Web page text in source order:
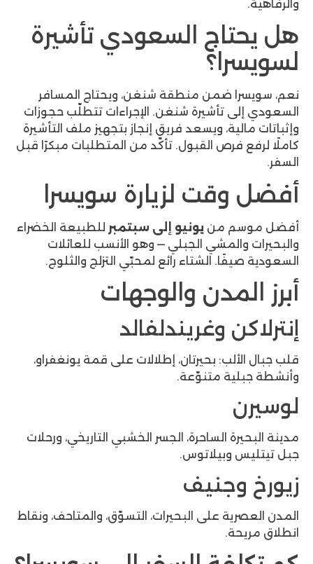
السعودي تأشيرة
ضمن منطقة شنغن، ويحتاج المسافر
تأشيرة شنغن. الإجراءات تتطلّب حجوزات
ويسعد فريق إنجاز بتجهيز ملف التأشيرة
القبول. تأكّد من المتطلبات مبكرًا قبل
لزيارة سويسرا
منيونيو إلى سبتمبرللطبيعة الخضراء
الجبلي — وهو الأنسب للعائلات
الشتاء رائع لمحبّي التزلج والثلوج.
والوجهات
وغريندلفالد
بحيرتان، إطلالات على قمة يونغفراو،
متنوّعة.
الساحرة، الجسر الخشبي التاريخي، ورحلات
على البحيرات، التسوّق، والمتاحف، ونقاط